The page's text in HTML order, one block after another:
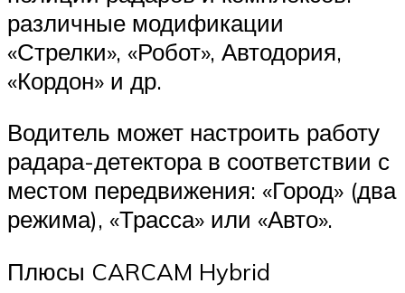
различные модификации
«Стрелки», «Робот», Автодория,
«Кордон» и др.
Водитель может настроить работу
радара-детектора в соответствии с
местом передвижения: «Город» (два
режима), «Трасса» или «Авто».
Плюсы CARCAM Hybrid